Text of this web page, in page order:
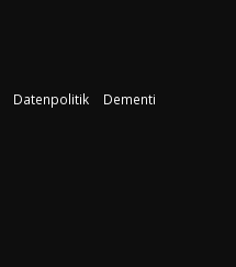
Datenpolitik
Dementi